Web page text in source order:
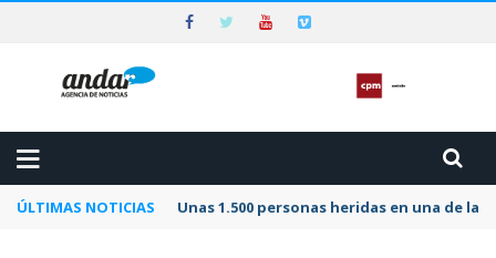
ÚLTIMAS NOTICIAS Unas 1.500 personas heridas en una de